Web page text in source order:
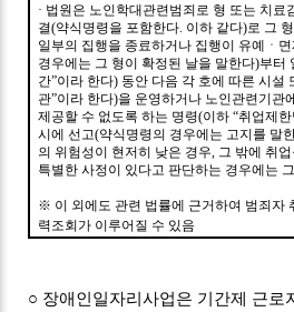
· 법원은 노인학대관련범죄로 형 또는 치료
결(약식명령을 포함한다. 이하 같다)로 그
일부의 집행을 종료하거나 집행이 유예ㆍ
경우에는 그 형이 확정된 날을 말한다)부터
간”이라 한다) 동안 다음 각 호에 따른 시설
관”이라 한다)을 운영하거나 노인관련기관
제공할 수 없도록 하는 명령(이하“취업제
시에 선고(약식명령의 경우에는 고지를 말
의 위험성이 현저히 낮은 경우, 그 밖에 취
특별한 사정이 있다고 판단하는 경우에는
※ 이 외에도 관련 법률에 근거하여 범죄자
력조회가 이루어질 수 있음
○ 장애인일자리사업은 기간제 근로